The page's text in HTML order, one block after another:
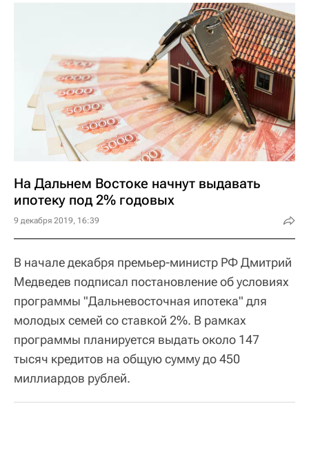
На Дальнем Востоке начнут выдавать
ипотеку под 2% годовых
9 декабря 2019, 16:39
В начале декабря премьер-министр РФ Дмитрий
Медведев подписал постановление об условиях
программы "Дальневосточная ипотека" для
молодых семей со ставкой 2%. В рамках
программы планируется выдать около 147
тысяч кредитов на общую сумму до 450
миллиардов рублей.